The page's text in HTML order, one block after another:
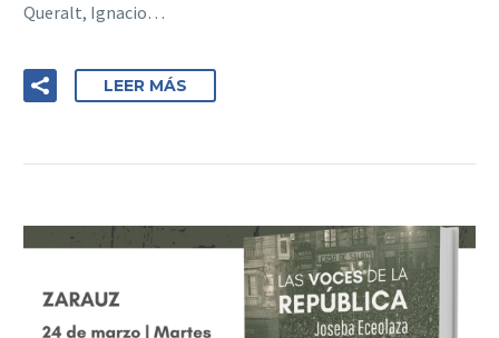
Queralt, Ignacio…
LEER MÁS